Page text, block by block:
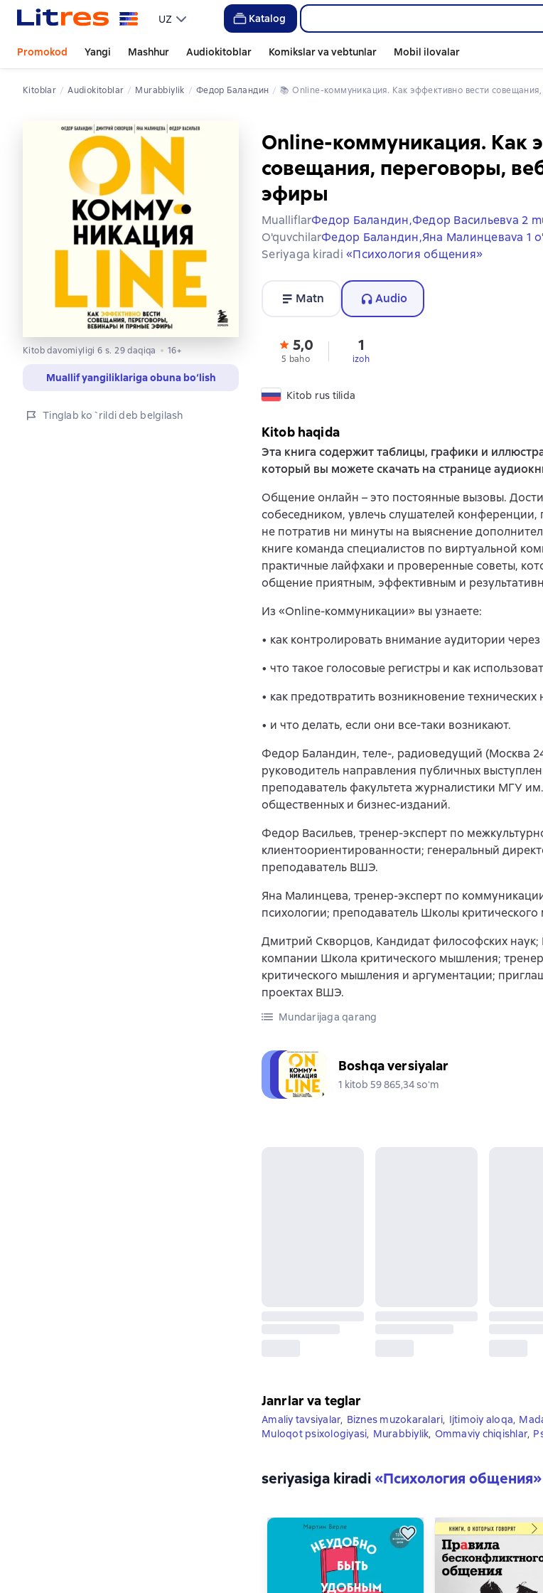
UZ Katalog
Promokod Yangi Mashhur Audiokitoblar Komikslar va vebtunlar Mobil ilovalar
Kitoblar Audiokitoblar murabbiylik Федор Баландин 📚 Online-коммуникация. Как эффективно вести
Kitob davomiyligi 6 s. 29 daqiqa 16+
Muallif yangiliklariga obuna bo‘lish
Tinglab ko`rildi deb belgilash
Online-коммуникация. Как
совещания, переговоры,
эфиры
MualliflarФедор Баландин,Федор Васильевva 2
O'quvchilarФедор Баландин,Яна Малинцеваva 1
Seriyaga kiradi «Психология общения»
Matn Audio
5,0
5 baho
1
izoh
Kitob rus tilida
Kitob haqida
Эта книга содержит таблицы, графики и
который вы можете скачать на странице
Общение онлайн – это постоянные вызовы.
собеседником, увлечь слушателей конференции,
не потратив ни минуты на выяснение
книге команда специалистов по виртуальной
практичные лайфхаки и проверенные советы,
общение приятным, эффективным и
Из «Online-коммуникации» вы узнаете:
• как контролировать внимание аудитории через
• что такое голосовые регистры и как
• как предотвратить возникновение
• и что делать, если они все-таки возникают.
Федор Баландин, теле-, радиоведущий (Москва
руководитель направления публичных
преподаватель факультета журналистики МГУ
общественных и бизнес-изданий.
Федор Васильев, тренер-эксперт по
клиентоориентированности; генеральный
преподаватель ВШЭ.
Яна Малинцева, тренер-эксперт по
психологии; преподаватель Школы
Дмитрий Скворцов, Кандидат философских наук;
компании Школа критического мышления;
критического мышления и аргументации;
проектах ВШЭ.
Mundarijaga qarang
Boshqa versiyalar
1 kitob 59 865,34 soʻm
Janrlar va teglar
Amaliy tavsiyalar, Biznes muzokaralari, Ijtimoiy aloqa,
Muloqot psixologiyasi, Murabbiylik, Ommaviy chiqishlar,
seriyasiga kiradi«Психология общения»